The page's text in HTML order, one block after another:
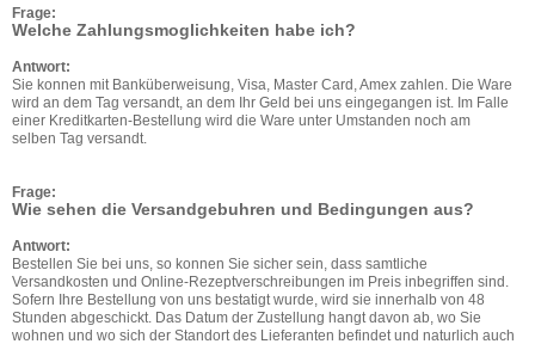
Frage:
Welche Zahlungsmoglichkeiten habe ich?
Antwort:
Sie konnen mit Banküberweisung, Visa, Master Card, Amex zahlen. Die Ware
wird an dem Tag versandt, an dem Ihr Geld bei uns eingegangen ist. Im Falle
einer Kreditkarten-Bestellung wird die Ware unter Umstanden noch am
selben Tag versandt.
Frage:
Wie sehen die Versandgebuhren und Bedingungen aus?
Antwort:
Bestellen Sie bei uns, so konnen Sie sicher sein, dass samtliche
Versandkosten und Online-Rezeptverschreibungen im Preis inbegriffen sind.
Sofern Ihre Bestellung von uns bestatigt wurde, wird sie innerhalb von 48
Stunden abgeschickt. Das Datum der Zustellung hangt davon ab, wo Sie
wohnen und wo sich der Standort des Lieferanten befindet und naturlich auch